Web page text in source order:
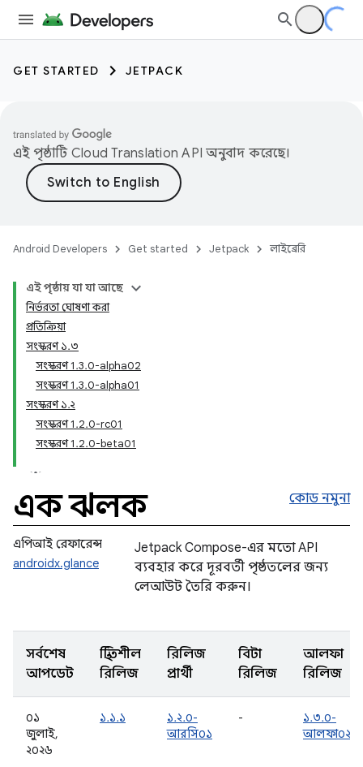
GET STARTED JETPACK
এই পৃষ্ঠাটি Cloud Translation API অনুবাদ করেছে।
Android Developers Get started Jetpack লাইব্রেরি
এই পৃষ্ঠায় যা যা আছে
নির্ভরতা ঘোষণা করা
প্রতিক্রিয়া
সংস্করণ ১.৩
সংস্করণ 1.3.0-alpha02
সংস্করণ 1.3.0-alpha01
সংস্করণ ১.২
সংস্করণ 1.2.0-rc01
সংস্করণ 1.2.0-beta01
এক ঝলক কোড নমুনা
এপিআই রেফারেন্স
androidx.glance
Jetpack Compose-এর মতো API
ব্যবহার করে দূরবর্তী পৃষ্ঠতলের জন্য
লেআউট তৈরি করুন।
সর্বশেষ
আপডেট
স্থিতিশীল
রিলিজ
রিলিজ
প্রার্থী
বিটা
রিলিজ
আলফা
রিলিজ
০১
জুলাই,
২০২৬
১.১.১
১.২.০-
আরসি০১
-
১.৩.০-
আলফা০২